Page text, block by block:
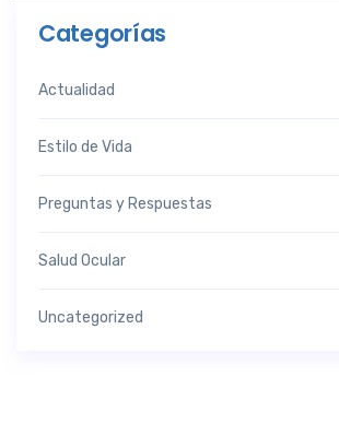
Categorías
Actualidad
Estilo de Vida
Preguntas y Respuestas
Salud Ocular
Uncategorized